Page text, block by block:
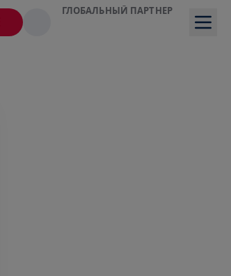
ГЛОБАЛЬНЫЙ ПАРТНЕР